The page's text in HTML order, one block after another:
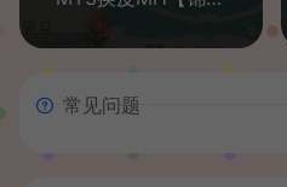
常见问题